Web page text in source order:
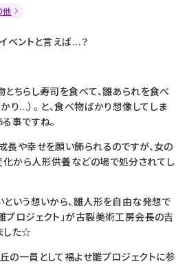
他
ベントと言えば...？
ちらし寿司を食べて、雛あられを食べ
り...）。 と、食べ物ばかり想像してしま
事ですね。
長や幸せを願い飾られるのですが、女の
から人形供養などの場で処分されてし
という想いから、雛人形を自由な発想で
プロジェクト」が古裂美術工房会長の吉
した☆
の一員として福よせ雛プロジェクトに参